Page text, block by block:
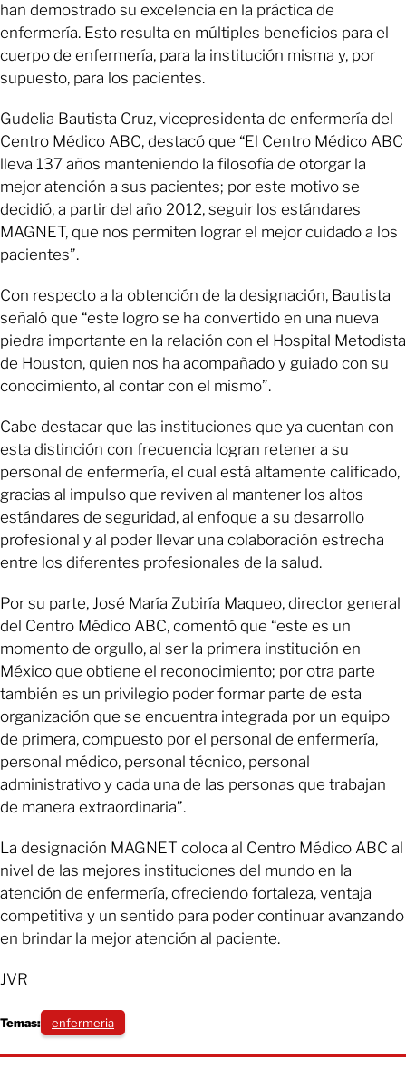
han demostrado su excelencia en la práctica de
enfermería. Esto resulta en múltiples beneficios para el
cuerpo de enfermería, para la institución misma y, por
supuesto, para los pacientes.
Gudelia Bautista Cruz, vicepresidenta de enfermería del
Centro Médico ABC, destacó que “El Centro Médico ABC
lleva 137 años manteniendo la filosofía de otorgar la
mejor atención a sus pacientes; por este motivo se
decidió, a partir del año 2012, seguir los estándares
MAGNET, que nos permiten lograr el mejor cuidado a los
pacientes”.
Con respecto a la obtención de la designación, Bautista
señaló que “este logro se ha convertido en una nueva
piedra importante en la relación con el Hospital Metodista
de Houston, quien nos ha acompañado y guiado con su
conocimiento, al contar con el mismo”.
Cabe destacar que las instituciones que ya cuentan con
esta distinción con frecuencia logran retener a su
personal de enfermería, el cual está altamente calificado,
gracias al impulso que reviven al mantener los altos
estándares de seguridad, al enfoque a su desarrollo
profesional y al poder llevar una colaboración estrecha
entre los diferentes profesionales de la salud.
Por su parte, José María Zubiría Maqueo, director general
del Centro Médico ABC, comentó que “este es un
momento de orgullo, al ser la primera institución en
México que obtiene el reconocimiento; por otra parte
también es un privilegio poder formar parte de esta
organización que se encuentra integrada por un equipo
de primera, compuesto por el personal de enfermería,
personal médico, personal técnico, personal
administrativo y cada una de las personas que trabajan
de manera extraordinaria”.
La designación MAGNET coloca al Centro Médico ABC al
nivel de las mejores instituciones del mundo en la
atención de enfermería, ofreciendo fortaleza, ventaja
competitiva y un sentido para poder continuar avanzando
en brindar la mejor atención al paciente.
JVR
Temas: enfermeria